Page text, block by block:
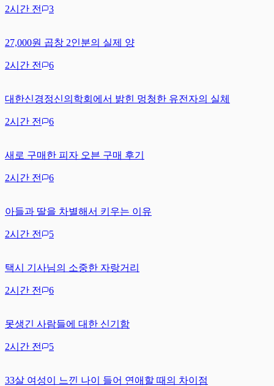
2시간 전 3
27,000원 곱창 2인분의 실제 양
2시간 전 6
대한신경정신의학회에서 밝힌 멍청한 유전자의 실체
2시간 전 6
새로 구매한 피자 오븐 구매 후기
2시간 전 6
아들과 딸을 차별해서 키우는 이유
2시간 전 5
택시 기사님의 소중한 자랑거리
2시간 전 6
못생긴 사람들에 대한 신기함
2시간 전 5
33살 여성이 느낀 나이 들어 연애할 때의 차이점